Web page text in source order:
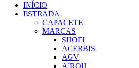
INÍCIO
ESTRADA
CAPACETE
MARCAS
SHOEI
ACERBIS
AGV
AIROH